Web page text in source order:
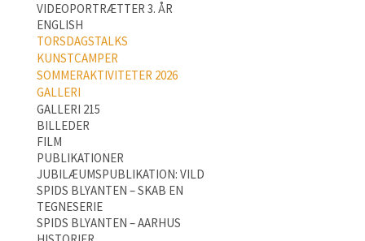
VIDEOPORTRÆTTER 3. ÅR
ENGLISH
TORSDAGSTALKS
KUNSTCAMPER
SOMMERAKTIVITETER 2026
GALLERI
GALLERI 215
BILLEDER
FILM
PUBLIKATIONER
JUBILÆUMSPUBLIKATION: VILD
SPIDS BLYANTEN – SKAB EN
TEGNESERIE
SPIDS BLYANTEN – AARHUS